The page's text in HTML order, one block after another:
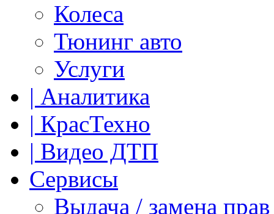
Колеса
Тюнинг авто
Услуги
| Аналитика
| КрасТехно
| Видео ДТП
Сервисы
Выдача / замена прав